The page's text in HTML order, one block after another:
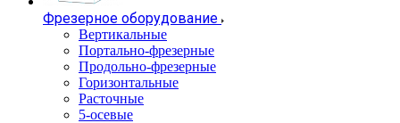
Фрезерное оборудование
Вертикальные
Портально-фрезерные
Продольно-фрезерные
Горизонтальные
Расточные
5-осевые